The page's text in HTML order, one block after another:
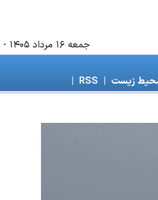
جمعه ۱۶ مرداد ۱۴۰۵ -
زیست |
RSS
|